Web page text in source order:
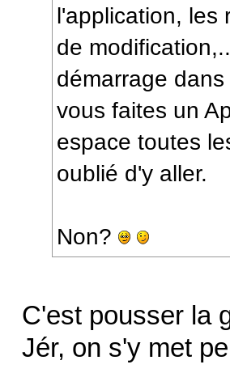
l'application, les
de
démarrage
vous faites un
espace toutes
oublié d'y aller.
Non?
C'est pousser la
Jér, on s'y met